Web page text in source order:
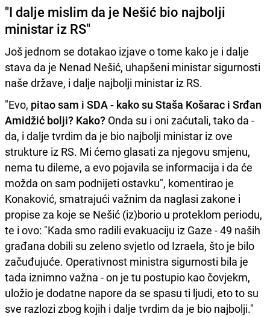
"I dalje mislim da je Nešić bio najbolji
ministar iz RS"
Još jednom se dotakao izjave o tome kako je i dalje
stava da je Nenad Nešić, uhapšeni ministar sigurnosti
naše države, i dalje najbolji ministar iz RS.
"Evo, pitao sam i SDA - kako su Staša Košarac i Srđan
Amidžić bolji? Kako? Onda su i oni zaćutali, tako da -
da, i dalje tvrdim da je bio najbolji ministar iz ove
strukture iz RS. Mi ćemo glasati za njegovu smjenu,
nema tu dileme, a evo pojavila se informacija i da će
možda on sam podnijeti ostavku", komentirao je
Konaković, smatrajući važnim da naglasi zakone i
propise za koje se Nešić (iz)borio u proteklom periodu,
te i ovo: "Kada smo radili evakuaciju iz Gaze - 49 naših
građana dobili su zeleno svjetlo od Izraela, što je bilo
začuđujuće. Operativnost ministra sigurnosti bila je
tada iznimno važna - on je tu postupio kao čovjekm,
uložio je dodatne napore da se spasu ti ljudi, eto to su
sve razlozi zbog kojih i dalje tvrdim da je bio najbolji."